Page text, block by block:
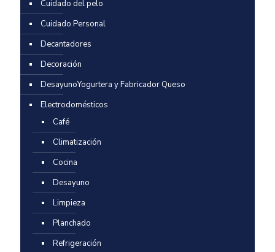
Cuidado del pelo
Cuidado Personal
Decantadores
Decoración
DesayunoYogurtera y Fabricador Queso
Electrodomésticos
Café
Climatización
Cocina
Desayuno
Limpieza
Planchado
Refrigeración